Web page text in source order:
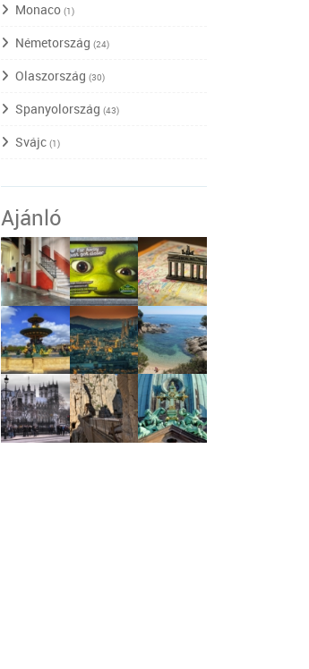
Monaco (1)
Németország (24)
Olaszország (30)
Spanyolország (43)
Svájc (1)
Ajánló